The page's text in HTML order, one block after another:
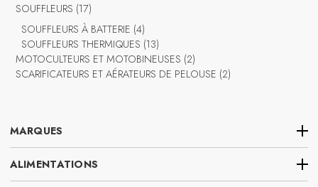
SOUFFLEURS 1717
produits
SOUFFLEURS À BATTERIE 44
produits
SOUFFLEURS THERMIQUES 1313
produits
MOTOCULTEURS ET MOTOBINEUSES 22
produits
SCARIFICATEURS ET AÉRATEURS DE PELOUSE 22
MARQUES
ALIMENTATIONS